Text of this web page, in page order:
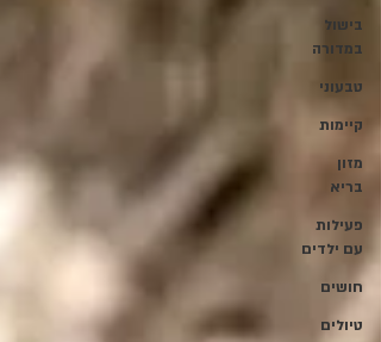
בישול
במדורה
טבעוני
קיימות
מזון
בריא
פעילות
עם ילדים
חושים
טיולים